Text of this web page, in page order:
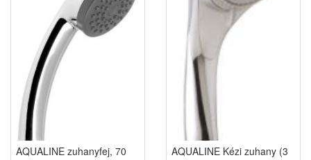
AQUALINE zuhanyfej, 70
AQUALINE Kézi zuhany (3